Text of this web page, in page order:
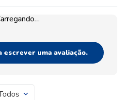
escrever uma avaliação.